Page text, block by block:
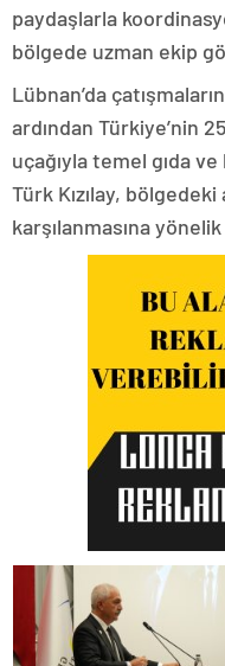
paydaşlarla
bölgede uzman ekip
Lübnan’da
ardından Türkiye’nin
uçağıyla temel gıda
Türk Kızılay,
karşılanmasına